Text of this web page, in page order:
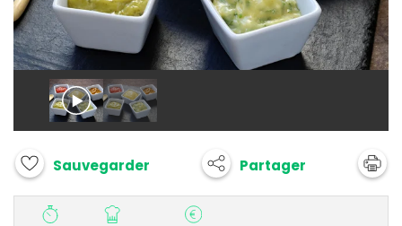
Sauvegarder Partager